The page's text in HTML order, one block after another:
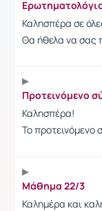
Καλησπέρα σε
Θα ήθελα να σας
Προτεινόμενο
Καλησπέρα!
Το προτεινόμενο
Μάθημα 22/3
Καλημέρα και